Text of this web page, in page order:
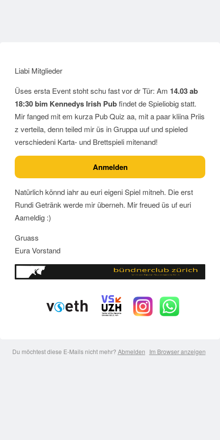
Liabi Mitglieder
Üses ersta Event stoht schu fast vor dr Tür: Am 14.03 ab
18:30 bim Kennedys Irish Pubfindet de Spieliobig statt.
Mir fanged mit em kurza Pub Quiz aa, mit a paar kliina Priis
z verteila, denn teiled mir üs in Gruppa uuf und spieled
verschiedeni Karta- und Brettspieli mitenand!
Anmelden
Natürlich könnd iahr au euri eigeni Spiel mitneh. Die erst
Rundi Getränk werde mir überneh. Mir freued üs uf euri
Aameldig :)
Gruass
Eura Vorstand
Du möchtest diese E-Mails nicht mehr? Abmelden Im Browser anzeigen